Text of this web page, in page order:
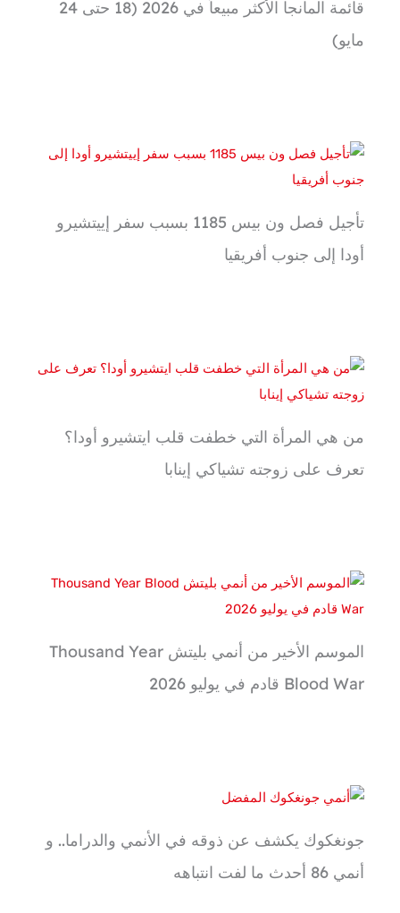
قائمة المانجا الأكثر مبيعاً في 2026 (18 حتى 24
مايو)
تأجيل فصل ون بيس 1185 بسبب سفر إييتشيرو
أودا إلى جنوب أفريقيا
من هي المرأة التي خطفت قلب ايتشيرو أودا؟
تعرف على زوجته تشياكي إينابا
الموسم الأخير من أنمي بليتش Thousand Year
Blood War قادم في يوليو 2026
جونغكوك يكشف عن ذوقه في الأنمي والدراما.. و
أنمي 86 أحدث ما لفت انتباهه